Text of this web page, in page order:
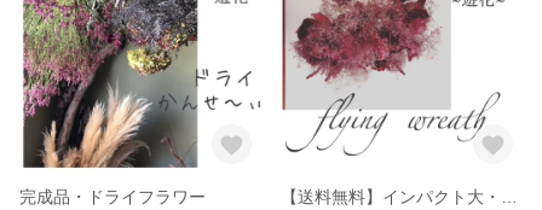
完成品・ドライフラワー